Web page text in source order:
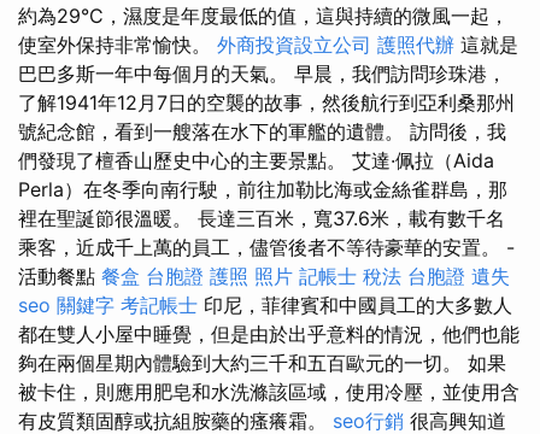
約為29°C，濕度是年度最低的值，這與持續的微風一起，
使室外保持非常愉快。 外商投資設立公司 護照代辦 這就是
巴巴多斯一年中每個月的天氣。 早晨，我們訪問珍珠港，
了解1941年12月7日的空襲的故事，然後航行到亞利桑那州
號紀念館，看到一艘落在水下的軍艦的遺體。 訪問後，我
們發現了檀香山歷史中心的主要景點。 艾達·佩拉（Aida
Perla）在冬季向南行駛，前往加勒比海或金絲雀群島，那
裡在聖誕節很溫暖。 長達三百米，寬37.6米，載有數千名
乘客，近成千上萬的員工，儘管後者不等待豪華的安置。 -
活動餐點 餐盒 台胞證 護照 照片 記帳士 稅法 台胞證 遺失
seo 關鍵字 考記帳士 印尼，菲律賓和中國員工的大多數人
都在雙人小屋中睡覺，但是由於出乎意料的情況，他們也能
夠在兩個星期內體驗到大約三千和五百歐元的一切。 如果
被卡住，則應用肥皂和水洗滌該區域，使用冷壓，並使用含
有皮質類固醇或抗組胺藥的瘙癢霜。 seo行銷 很高興知道